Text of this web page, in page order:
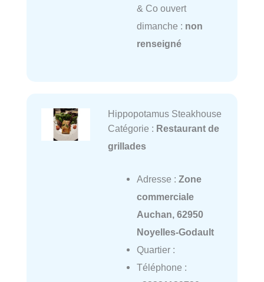
& Co ouvert
dimanche : non
renseigné
Hippopotamus Steakhouse
Catégorie : Restaurant de
grillades
Adresse : Zone
commerciale
Auchan, 62950
Noyelles-Godault
Quartier :
Téléphone :